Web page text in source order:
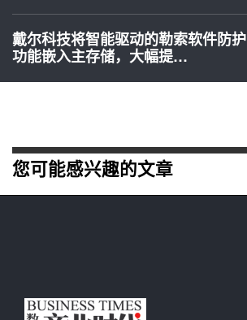
戴尔科技将智能驱动的勒索软件防护
功能嵌入主存储，大幅提…
您可能感兴趣的文章